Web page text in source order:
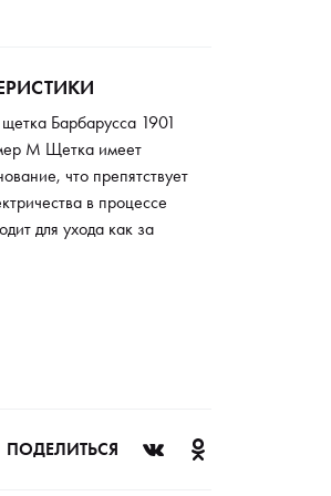
Барбарусса 1901
М Щетка имеет
что препятствует
в процессе
для ухода как за
Гибкие
пряди. Благодаря
изделие не
ПОДЕЛИТЬСЯ